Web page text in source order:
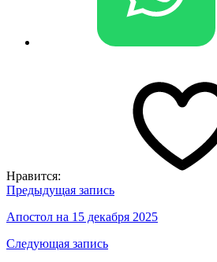
Нравится:
Навигация
по
записям
Предыдущая запись
Апостол на 15 декабря 2025
Следующая запись